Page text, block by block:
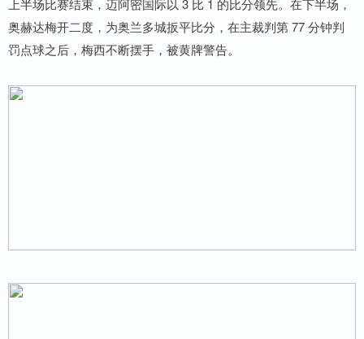
上半场比赛结束，迈阿密国际以 3 比 1 的比分领先。在下半场，
奥赫达梅开二度，为奥兰多城扳平比分，在主裁判第 77 分钟判
罚点球之后，梅西不断摆手，被黄牌警告。